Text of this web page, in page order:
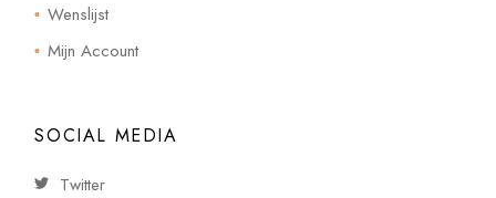
Wenslijst
Mijn Account
SOCIAL MEDIA
Twitter